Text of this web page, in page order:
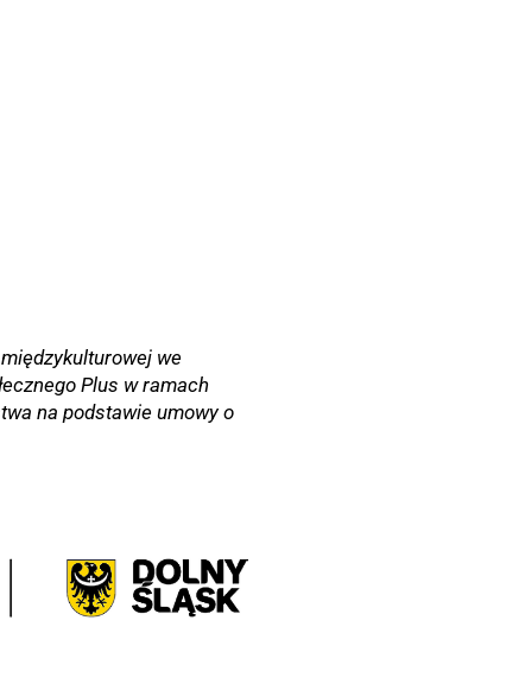
we
Plus w ramach
na podstawie umowy o